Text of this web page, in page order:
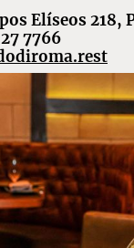
Elíseos 218,
7766